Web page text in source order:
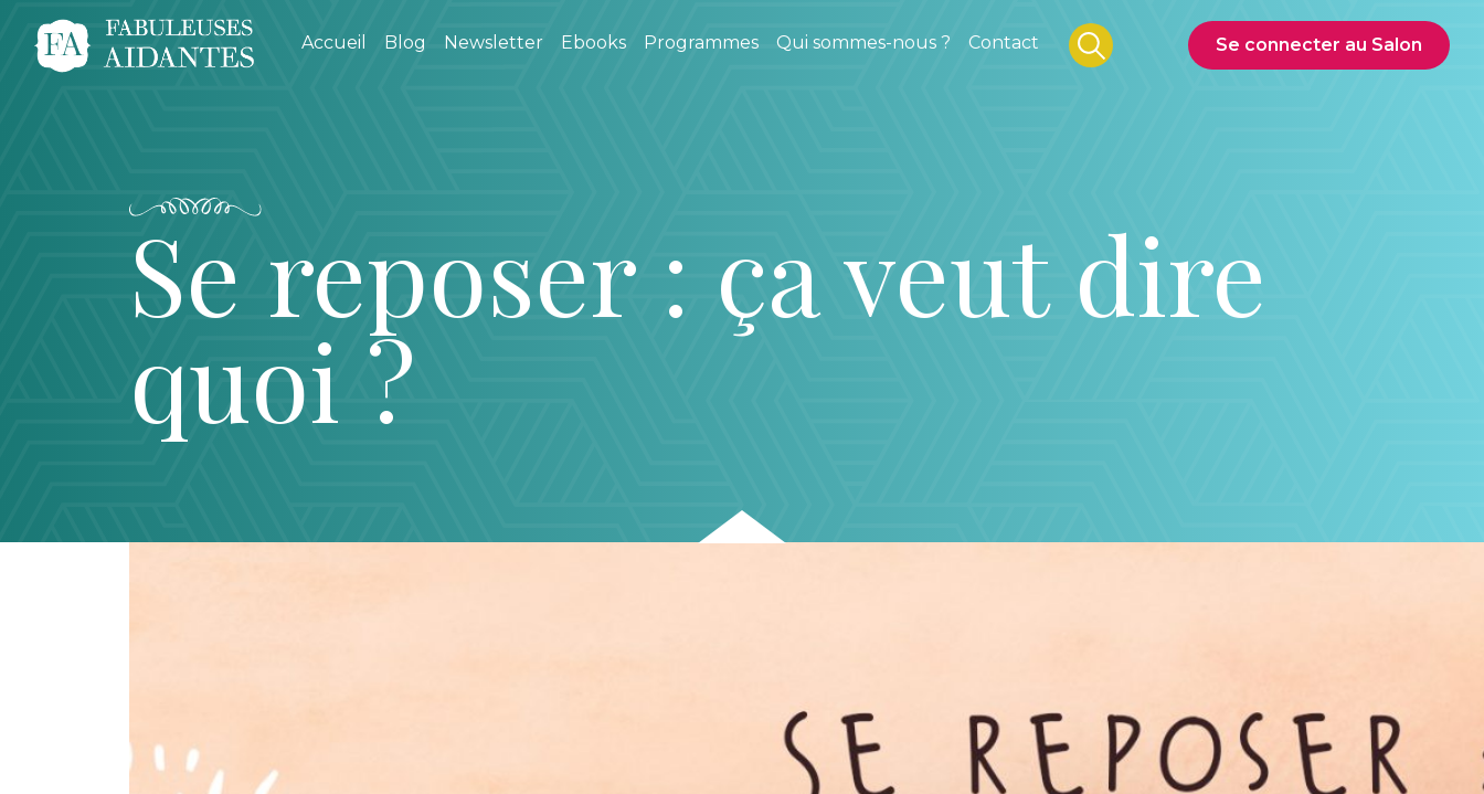
Accueil Blog Newsletter Ebooks Programmes Qui sommes-nous ? Contact Se connecter au Salon
Se reposer : ça veut dire
quoi ?